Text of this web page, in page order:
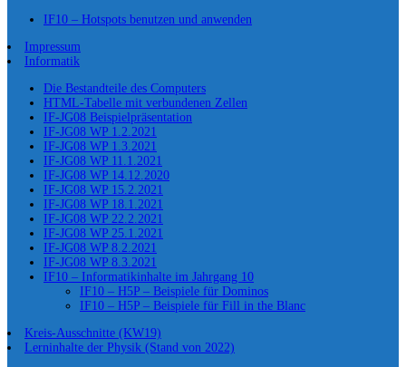
IF10 – Hotspots benutzen und anwenden
Impressum
Informatik
Die Bestandteile des Computers
HTML-Tabelle mit verbundenen Zellen
IF-JG08 Beispielpräsentation
IF-JG08 WP 1.2.2021
IF-JG08 WP 1.3.2021
IF-JG08 WP 11.1.2021
IF-JG08 WP 14.12.2020
IF-JG08 WP 15.2.2021
IF-JG08 WP 18.1.2021
IF-JG08 WP 22.2.2021
IF-JG08 WP 25.1.2021
IF-JG08 WP 8.2.2021
IF-JG08 WP 8.3.2021
IF10 – Informatikinhalte im Jahrgang 10
IF10 – H5P – Beispiele für Dominos
IF10 – H5P – Beispiele für Fill in the Blanc
Kreis-Ausschnitte (KW19)
Lerninhalte der Physik (Stand von 2022)